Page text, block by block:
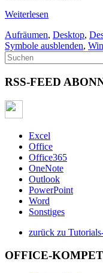
Weiterlesen
Aufräumen, Desktop,
Symbole ausblenden,
RSS-FEED
Excel
Office
Office365
OneNote
Outlook
PowerPoint
Word
Sonstiges
zurück zu
OFFICE-